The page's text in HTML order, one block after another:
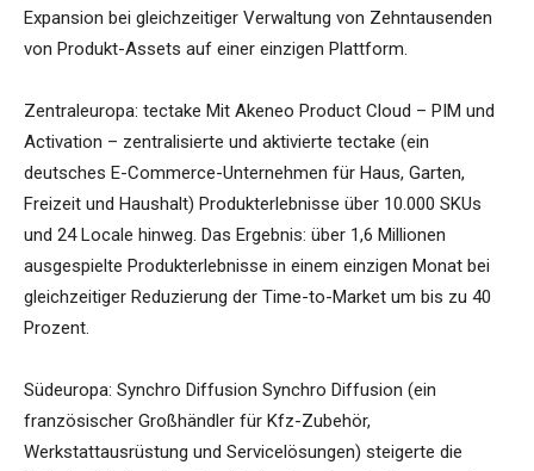
Expansion bei gleichzeitiger Verwaltung von Zehntausenden
von Produkt-Assets auf einer einzigen Plattform.
Zentraleuropa: tectake Mit Akeneo Product Cloud – PIM und
Activation – zentralisierte und aktivierte tectake (ein
deutsches E-Commerce-Unternehmen für Haus, Garten,
Freizeit und Haushalt) Produkterlebnisse über 10.000 SKUs
und 24 Locale hinweg. Das Ergebnis: über 1,6 Millionen
ausgespielte Produkterlebnisse in einem einzigen Monat bei
gleichzeitiger Reduzierung der Time-to-Market um bis zu 40
Prozent.
Südeuropa: Synchro Diffusion Synchro Diffusion (ein
französischer Großhändler für Kfz-Zubehör,
Werkstattausrüstung und Servicelösungen) steigerte die